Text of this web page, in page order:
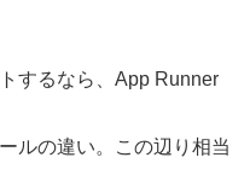
するなら、App Runner
ルの違い。この辺り相当